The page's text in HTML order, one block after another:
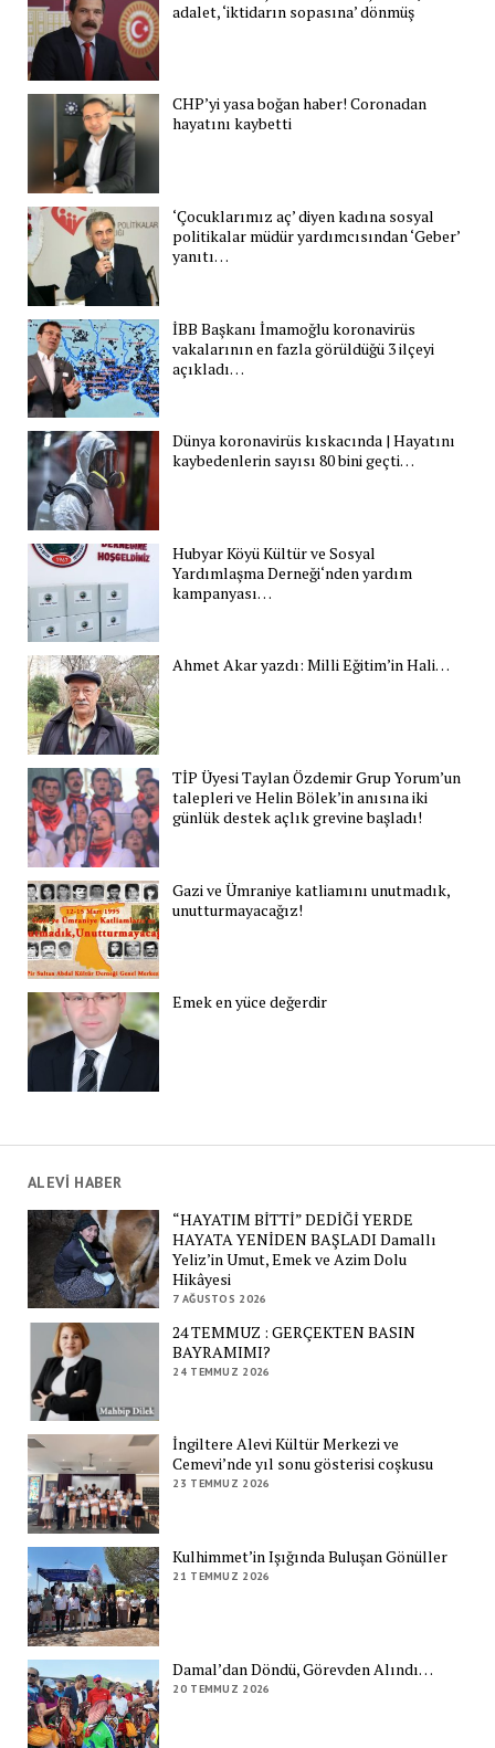
adalet, ‘iktidarın sopasına’ dönmüş
CHP’yi yasa boğan haber! Coronadan
hayatını kaybetti
‘Çocuklarımız aç’ diyen kadına sosyal
politikalar müdür yardımcısından ‘Geber’
yanıtı…
İBB Başkanı İmamoğlu koronavirüs
vakalarının en fazla görüldüğü 3 ilçeyi
açıkladı…
Dünya koronavirüs kıskacında | Hayatını
kaybedenlerin sayısı 80 bini geçti…
Hubyar Köyü Kültür ve Sosyal
Yardımlaşma Derneği‘nden yardım
kampanyası…
Ahmet Akar yazdı: Milli Eğitim’in Hali…
TİP Üyesi Taylan Özdemir Grup Yorum’un
talepleri ve Helin Bölek’in anısına iki
günlük destek açlık grevine başladı!
Gazi ve Ümraniye katliamını unutmadık,
unutturmayacağız!
Emek en yüce değerdir
ALEVİ HABER
“HAYATIM BİTTİ” DEDİĞİ YERDE
HAYATA YENİDEN BAŞLADI Damallı
Yeliz’in Umut, Emek ve Azim Dolu
Hikâyesi
7 AĞUSTOS 2026
24 TEMMUZ : GERÇEKTEN BASIN
BAYRAMIMI?
24 TEMMUZ 2026
İngiltere Alevi Kültür Merkezi ve
Cemevi’nde yıl sonu gösterisi coşkusu
23 TEMMUZ 2026
Kulhimmet’in Işığında Buluşan Gönüller
21 TEMMUZ 2026
Damal’dan Döndü, Görevden Alındı…
20 TEMMUZ 2026